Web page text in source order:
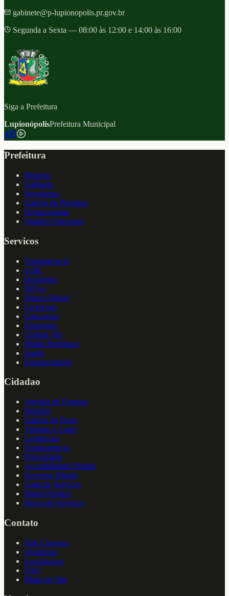
gabinete@p-lupionopolis.pr.gov.br
Segunda a Sexta — 08:00 às 12:00 e 14:00 às 16:00
Siga a Prefeitura
LupionópolisPrefeitura Municipal
f
Prefeitura
Historia
Gabinete
Secretarias
Galeria de Prefeitos
Organograma
Quadro Funcional
Servicos
Transparencia
e-SIC
Ouvidoria
NFS-e
Diario Oficial
Licitacoes
Concursos
Empregos
Central 156
Minha Prefeitura
Saude
Empreendedor
Cidadao
Agenda de Eventos
Noticias
Galeria de Fotos
Turismo e Lazer
Legislacao
Transparencia
Privacidade
Acessibilidade Digital
Governo Digital
Carta de Servicos
Painel Publico
Busca de Servicos
Contato
Fale Conosco
Ouvidoria
Localizacao
FAQ
Mapa do Site